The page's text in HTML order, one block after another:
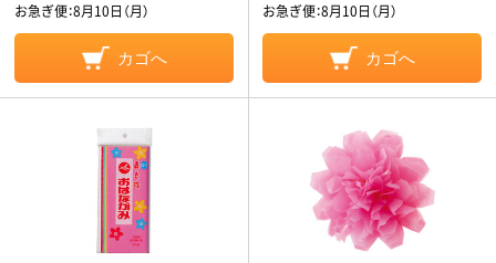
お急ぎ便：8月10日（月）
カゴへ
お急ぎ便：8月10日（月）
カゴへ